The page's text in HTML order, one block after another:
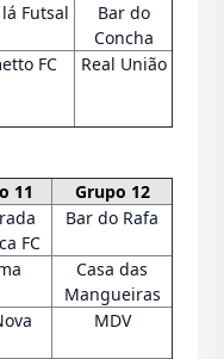
Futsal
Bar do
Concha
FC Real União
11
Grupo 12
FC
Bar do Rafa
Casa das
Mangueiras
MDV